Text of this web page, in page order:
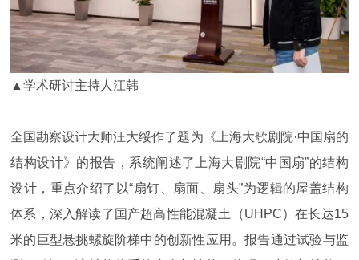
▲学术研讨主持人江韩
全国勘察设计大师汪大绥作了题为《上海大歌剧院·中国扇的
结构设计》的报告，系统阐述了上海大剧院“中国扇”的结构
设计，重点介绍了以“扇钉、扇面、扇头”为逻辑的屋盖结构
体系，深入解读了国产超高性能混凝土（UHPC）在长达15
米的巨型悬挑螺旋阶梯中的创新性应用。报告通过试验与监